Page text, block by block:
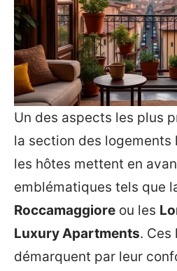
Un des aspects les plus
la section des logements
les hôtes mettent en
emblématiques tels que
Roccamaggiore ou les
Luxury Apartments. Ces
démarquent par leur